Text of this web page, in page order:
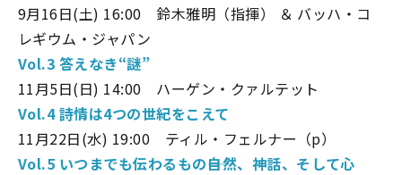
9月16日(土) 16:00 鈴木雅明（指揮） ＆ バッハ・コ
レギウム・ジャパン
Vol.3 答えなき“謎”
11月5日(日) 14:00 ハーゲン・クァルテット
Vol.4 詩情は4つの世紀をこえて
11月22日(水) 19:00 ティル・フェルナー（p）
Vol.5 いつまでも伝わるもの――自然、神話、そして心